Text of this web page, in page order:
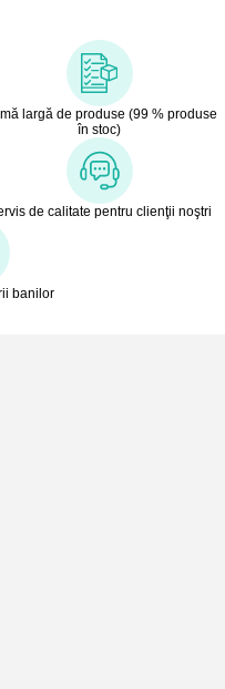
largă de produse (99 % produse
în stoc)
de calitate pentru clienţii noştri
banilor